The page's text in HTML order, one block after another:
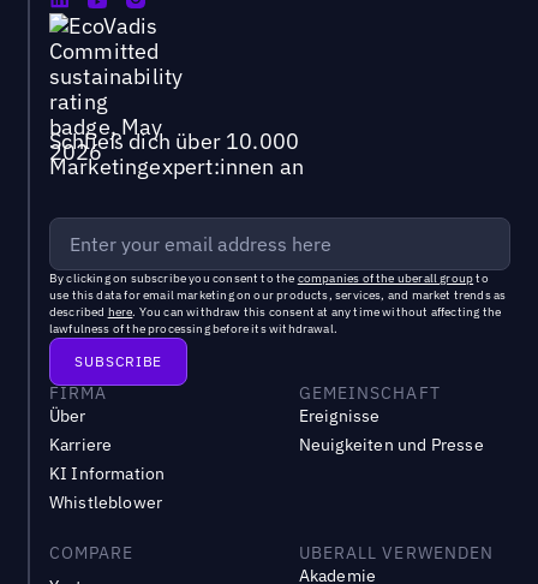
Schließ dich über 10.000
Marketingexpert:innen an
By clicking on subscribe you consent to the companies of the uberall groupto
use this data for email marketing on our products, services, and market trends as
described here. You can withdraw this consent at any time without affecting the
lawfulness of the processing before its withdrawal.
FIRMA
Über
Karriere
KI Information
Whistleblower
GEMEINSCHAFT
Ereignisse
Neuigkeiten und Presse
COMPARE
UBERALL VERWENDEN
Akademie